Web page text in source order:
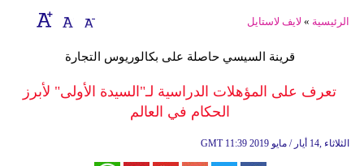
صحة
الرئيسية » لايف لاستايل
قرينة السيسي حاصلة على بكالوريوس التجارة
تعرف على المؤهلات الدراسية لـ"السيدة الأولى" لأبرز
الحكام في العالم
GMT 11:39 2019 الثلاثاء ,14 أيار / مايو